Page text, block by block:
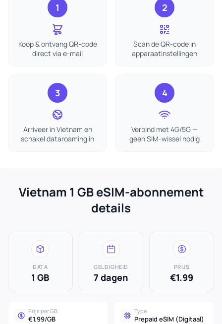
1
Koop & ontvang QR-code
direct via e-mail
2
Scan de QR-code in
apparaatinstellingen
3
Arriveer in Vietnam en
schakel dataroaming in
4
Verbind met 4G/5G —
geen SIM-wissel nodig
Vietnam 1 GB eSIM-abonnement
details
DATA
1 GB
GELDIGHEID
7 dagen
PRIJS
€1.99
Prijs per GB
€1.99/GB
Type
Prepaid eSIM (Digitaal)